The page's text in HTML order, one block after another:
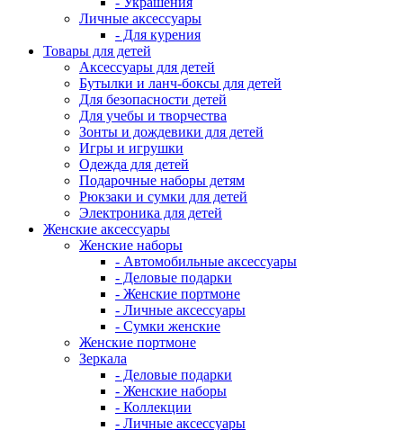
Личные аксессуары
- Для курения
Товары для детей
Аксессуары для детей
Бутылки и ланч-боксы для детей
Для безопасности детей
Для учебы и творчества
Зонты и дождевики для детей
Игры и игрушки
Одежда для детей
Подарочные наборы детям
Рюкзаки и сумки для детей
Электроника для детей
Женские аксессуары
Женские наборы
- Автомобильные аксессуары
- Деловые подарки
- Женские портмоне
- Личные аксессуары
- Сумки женские
Женские портмоне
Зеркала
- Деловые подарки
- Женские наборы
- Коллекции
- Личные аксессуары